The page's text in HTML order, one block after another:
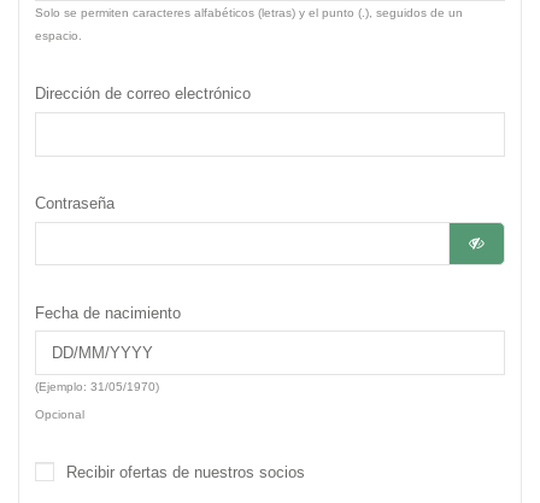
Solo se permiten caracteres alfabéticos (letras) y el punto (.), seguidos de un
espacio.
Dirección de correo electrónico
Contraseña
Fecha de nacimiento
(Ejemplo: 31/05/1970)
Opcional
Recibir ofertas de nuestros socios